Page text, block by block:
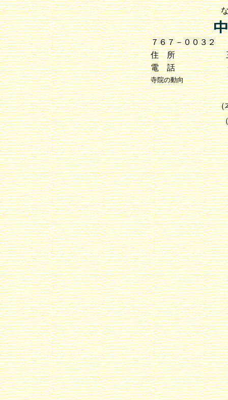
７６７－００３２
住 所
電 話
寺院の動向
（